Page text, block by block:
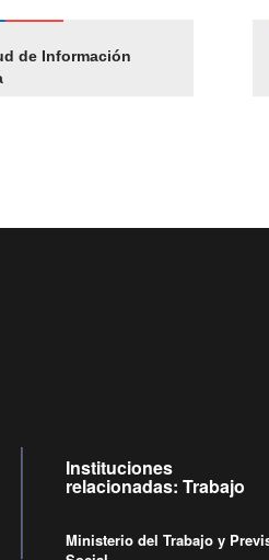
de InformaciónEmpleos Públicos
Instituciones
relacionadas: Trabajo
Ministerio del Trabajo y